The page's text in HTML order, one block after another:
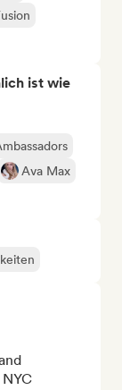
ist wie
Ava Max